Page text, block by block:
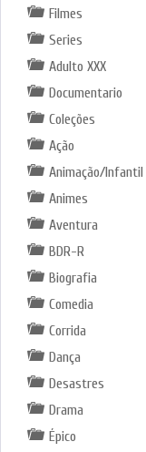
Filmes
Series
Adulto XXX
Documentario
Coleções
Ação
Animação/Infantil
Animes
Aventura
BDR-R
Biografia
Comedia
Corrida
Dança
Desastres
Drama
Épico